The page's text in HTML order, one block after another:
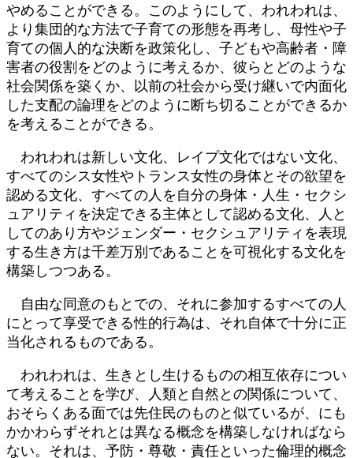
やめることができる。このようにして、われわれは、
より集団的な方法で子育ての形態を再考し、母性や子
育ての個人的な決断を政策化し、子どもや高齢者・障
害者の役割をどのように考えるか、彼らとどのような
社会関係を築くか、以前の社会から受け継いで内面化
した支配の論理をどのように断ち切ることができるか
を考えることができる。
われわれは新しい文化、レイプ文化ではない文化、
すべてのシス女性やトランス女性の身体とその欲望を
認める文化、すべての人を自分の身体・人生・セクシ
ュアリティを決定できる主体として認める文化、人と
してのあり方やジェンダー・セクシュアリティを表現
する生き方は千差万別であることを可視化する文化を
構築しつつある。
自由な同意のもとでの、それに参加するすべての人
にとって享受できる性的行為は、それ自体で十分に正
当化されるものである。
われわれは、生きとし生けるものの相互依存につい
て考えることを学び、人類と自然との関係について、
おそらくある面では先住民のものと似ているが、にも
かかわらずそれとは異なる概念を構築しなければなら
ない。それは、予防・尊敬・責任といった倫理的概念